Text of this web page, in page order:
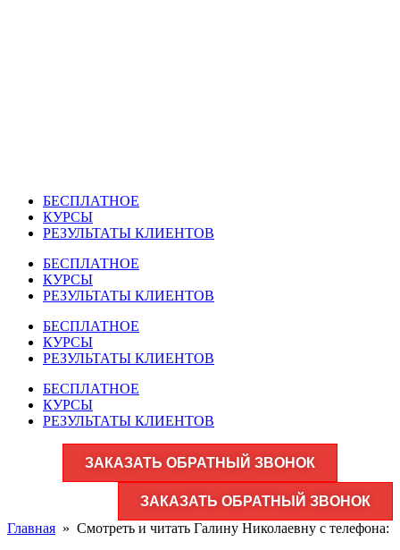
БЕСПЛАТНОЕ
КУРСЫ
РЕЗУЛЬТАТЫ КЛИЕНТОВ
БЕСПЛАТНОЕ
КУРСЫ
РЕЗУЛЬТАТЫ КЛИЕНТОВ
БЕСПЛАТНОЕ
КУРСЫ
РЕЗУЛЬТАТЫ КЛИЕНТОВ
БЕСПЛАТНОЕ
КУРСЫ
РЕЗУЛЬТАТЫ КЛИЕНТОВ
ЗАКАЗАТЬ ОБРАТНЫЙ ЗВОНОК
ЗАКАЗАТЬ ОБРАТНЫЙ ЗВОНОК
Главная » Смотреть и читать Галину Николаевну с телефона: